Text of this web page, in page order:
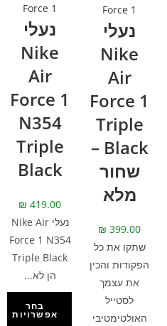
Force 1
נעלי
Nike
Air
Force 1
Triple
Black –
שחור
מלא
₪ 399.00
שתקו את כל
הפקודות והכין
את עצמך
לסטייל
האולטימטיבי
Force 1
נעלי
Nike
Air
Force 1
N354
Triple
Black
₪ 419.00
נעלי Nike Air
Force 1 N354
Triple Black
הן לא...
בחר
אפשרויות